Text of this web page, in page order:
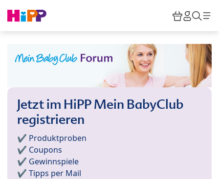
HiPP
Jetzt im HiPP Mein BabyClub
registrieren
✔️ Produktproben
✔️ Coupons
✔️ Gewinnspiele
✔️ Tipps per Mail